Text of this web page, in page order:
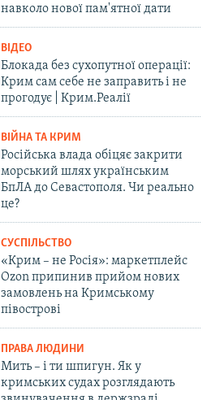
навколо нової пам'ятної дати
ВІДЕО
Блокада без сухопутної операції:
Крим сам себе не заправить і не
прогодує | Крим.Реалії
ВІЙНА ТА КРИМ
Російська влада обіцяє закрити
морський шлях українським
БпЛА до Севастополя. Чи реально
це?
СУСПІЛЬСТВО
«Крим – не Росія»: маркетплейс
Ozon припинив прийом нових
замовлень на Кримському
півострові
ПРАВА ЛЮДИНИ
Мить – і ти шпигун. Як у
кримських судах розглядають